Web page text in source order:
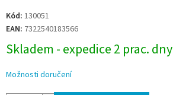
Měrná
cena:
Kód: 130051
EAN: 7322540183566
Skladem - expedice 2 prac. dny
Možnosti doručení